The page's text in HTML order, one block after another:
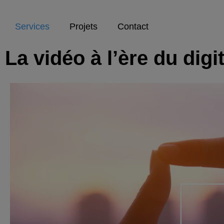
Services Projets Contact
La vidéo à l’ère du